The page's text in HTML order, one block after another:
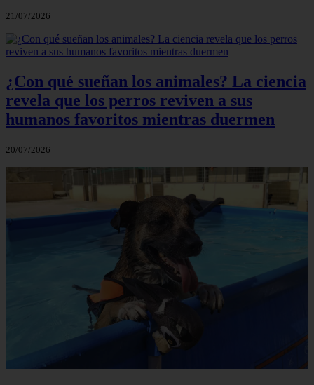
21/07/2026
¿Con qué sueñan los animales? La ciencia
revela que los perros reviven a sus
humanos favoritos mientras duermen
20/07/2026